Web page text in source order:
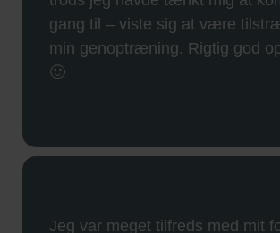
gang til – viste sig at være
min genoptræning. Rigtig god
🙂
Jeg var meget tilfreds med mit